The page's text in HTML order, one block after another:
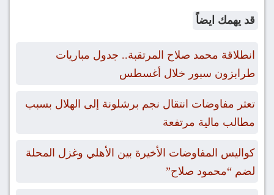
قد يهمك ايضاً
انطلاقة محمد صلاح المرتقبة.. جدول مباريات
طرابزون سبور خلال أغسطس
تعثر مفاوضات انتقال نجم برشلونة إلى الهلال بسبب
مطالب مالية مرتفعة
كواليس المفاوضات الأخيرة بين الأهلي وغزل المحلة
لضم “محمود صلاح”